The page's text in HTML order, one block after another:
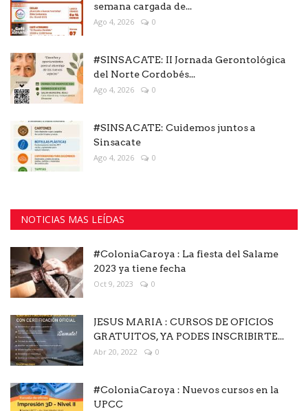
semana cargada de...
Ago 4, 2026 0
#SINSACATE: II Jornada Gerontológica
del Norte Cordobés...
Ago 4, 2026 0
#SINSACATE: Cuidemos juntos a
Sinsacate
Ago 4, 2026 0
NOTICIAS MAS LEÍDAS
#ColoniaCaroya : La fiesta del Salame
2023 ya tiene fecha
Oct 9, 2023 0
JESUS MARIA : CURSOS DE OFICIOS
GRATUITOS, YA PODES INSCRIBIRTE...
Abr 20, 2022 0
#ColoniaCaroya : Nuevos cursos en la
UPCC